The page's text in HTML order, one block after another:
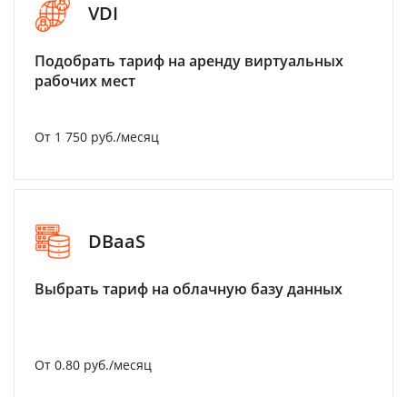
VDI
Подобрать тариф на аренду виртуальных
рабочих мест
От 1 750 руб./месяц
DBaaS
Выбрать тариф на облачную базу данных
От 0.80 руб./месяц